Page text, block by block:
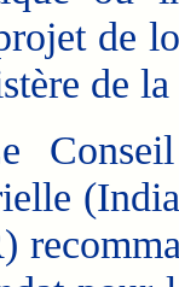
de
de